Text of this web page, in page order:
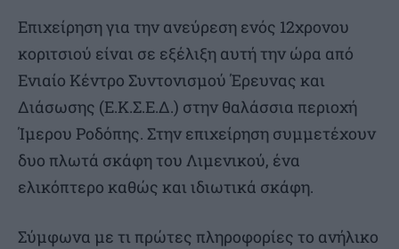
Επιχείρηση για την ανεύρεση ενός 12χρονου
κοριτσιού είναι σε εξέλιξη αυτή την ώρα από
Ενιαίο Κέντρο Συντονισμού Έρευνας και
Διάσωσης (Ε.Κ.Σ.Ε.Δ.) στην θαλάσσια περιοχή
Ίμερου Ροδόπης. Στην επιχείρηση συμμετέχουν
δυο πλωτά σκάφη του Λιμενικού, ένα
ελικόπτερο καθώς και ιδιωτικά σκάφη.
Σύμφωνα με τι πρώτες πληροφορίες το ανήλικο